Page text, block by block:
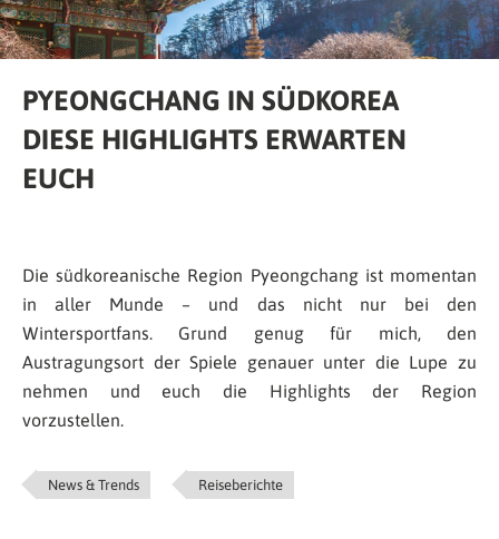
PYEONGCHANG IN SÜDKOREA
DIESE HIGHLIGHTS ERWARTEN
EUCH
Die südkoreanische Region Pyeongchang ist momentan
in aller Munde – und das nicht nur bei den
Wintersportfans. Grund genug für mich, den
Austragungsort der Spiele genauer unter die Lupe zu
nehmen und euch die Highlights der Region
vorzustellen.
News & Trends Reiseberichte